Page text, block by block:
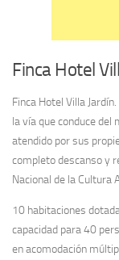
Finca Hotel
Finca Hotel Villa
la vía que conduce del
atendido por sus
completo descanso y
Nacional de la Cultura
10 habitaciones
capacidad para 40
en acomodación